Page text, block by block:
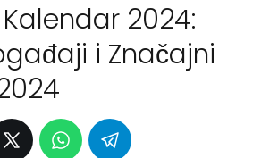
2024:
i Značajni